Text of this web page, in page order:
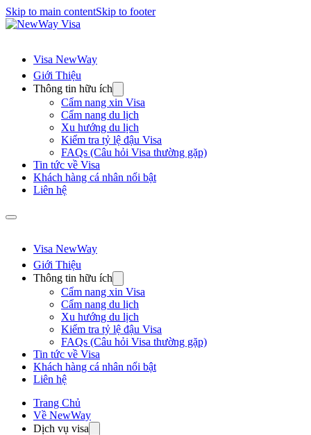
Skip to main contentSkip to footer
Visa NewWay
Giới Thiệu
Thông tin hữu ích
Cẩm nang xin Visa
Cẩm nang du lịch
Xu hướng du lịch
Kiểm tra tỷ lệ đậu Visa
FAQs (Câu hỏi Visa thường gặp)
Tin tức về Visa
Khách hàng cá nhân nổi bật
Liên hệ
Visa NewWay
Giới Thiệu
Thông tin hữu ích
Cẩm nang xin Visa
Cẩm nang du lịch
Xu hướng du lịch
Kiểm tra tỷ lệ đậu Visa
FAQs (Câu hỏi Visa thường gặp)
Tin tức về Visa
Khách hàng cá nhân nổi bật
Liên hệ
Trang Chủ
Về NewWay
Dịch vụ visa